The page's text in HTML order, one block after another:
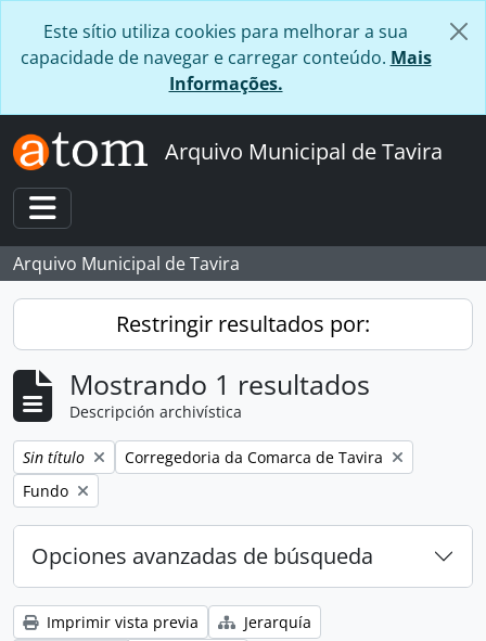
Este sítio utiliza cookies para melhorar a sua
capacidade de navegar e carregar conteúdo. Mais
Informações.
Arquivo Municipal de Tavira
Toggle navigation
Arquivo Municipal de Tavira
Restringir resultados por:
Mostrando 1 resultados
Descripción archivística
Remove filter:
Sin título Remove filter:
Corregedoria da Comarca de Tavira
Remove filter:
Fundo
Opciones avanzadas de búsqueda
Imprimir vista previa
Jerarquía